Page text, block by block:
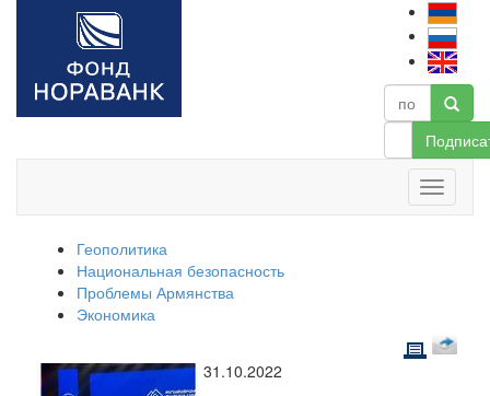
Геополитика
Национальная безопасность
Проблемы Армянства
Экономика
31.10.2022